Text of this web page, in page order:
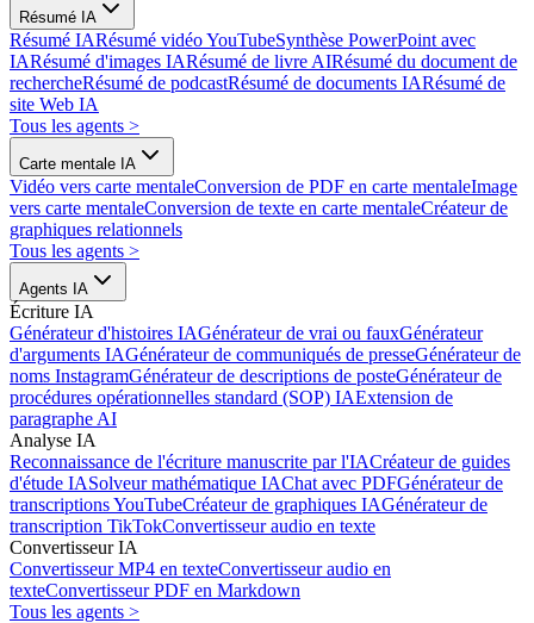
Résumé IA
Résumé IARésumé vidéo YouTubeSynthèse PowerPoint avec
IARésumé d'images IARésumé de livre AIRésumé du document de
rechercheRésumé de podcastRésumé de documents IARésumé de
site Web IA
Tous les agents >
Carte mentale IA
Vidéo vers carte mentaleConversion de PDF en carte mentaleImage
vers carte mentaleConversion de texte en carte mentaleCréateur de
graphiques relationnels
Tous les agents >
Agents IA
Écriture IA
Générateur d'histoires IAGénérateur de vrai ou fauxGénérateur
d'arguments IAGénérateur de communiqués de presseGénérateur de
noms InstagramGénérateur de descriptions de posteGénérateur de
procédures opérationnelles standard (SOP) IAExtension de
paragraphe AI
Analyse IA
Reconnaissance de l'écriture manuscrite par l'IACréateur de guides
d'étude IASolveur mathématique IAChat avec PDFGénérateur de
transcriptions YouTubeCréateur de graphiques IAGénérateur de
transcription TikTokConvertisseur audio en texte
Convertisseur IA
Convertisseur MP4 en texteConvertisseur audio en
texteConvertisseur PDF en Markdown
Tous les agents >